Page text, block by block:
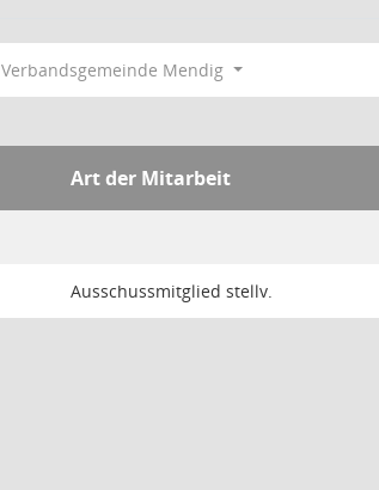
Verbandsgemeinde Mendig
Art der Mitarbeit
Ausschussmitglied stellv.